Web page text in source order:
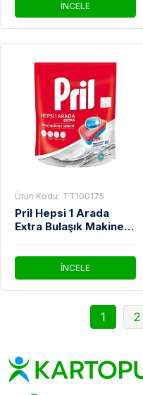
İNCELE
Ürün Kodu: TT100175
Pril Hepsi 1 Arada
Extra Bulaşık Makinesi
İNCELE
1 2